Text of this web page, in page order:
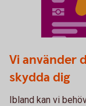
Vi använder
skydda dig
Ibland kan vi